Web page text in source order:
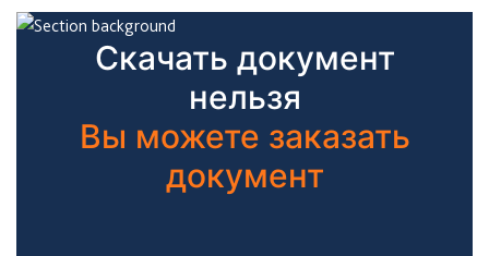
Скачать документ
нельзя
Вы можете заказать
документ